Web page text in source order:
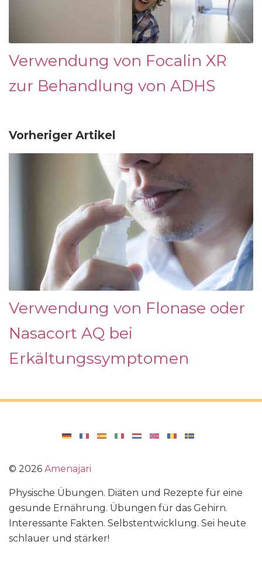
Verwendung von Focalin XR
zur Behandlung von ADHS
Vorheriger Artikel
Verwendung von Flonase oder
Nasacort AQ bei
Erkältungssymptomen
© 2026 Amenajari
Physische Übungen. Diäten und Rezepte für eine
gesunde Ernährung. Übungen für das Gehirn.
Interessante Fakten. Selbstentwicklung. Sei heute
schlauer und stärker!